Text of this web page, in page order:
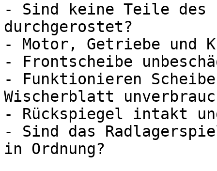
- Sind keine Teile des
durchgerostet?
- Motor, Getriebe und
- Frontscheibe
- Funktionieren
Wischerblatt
- Rückspiegel intakt
- Sind das
in Ordnung?